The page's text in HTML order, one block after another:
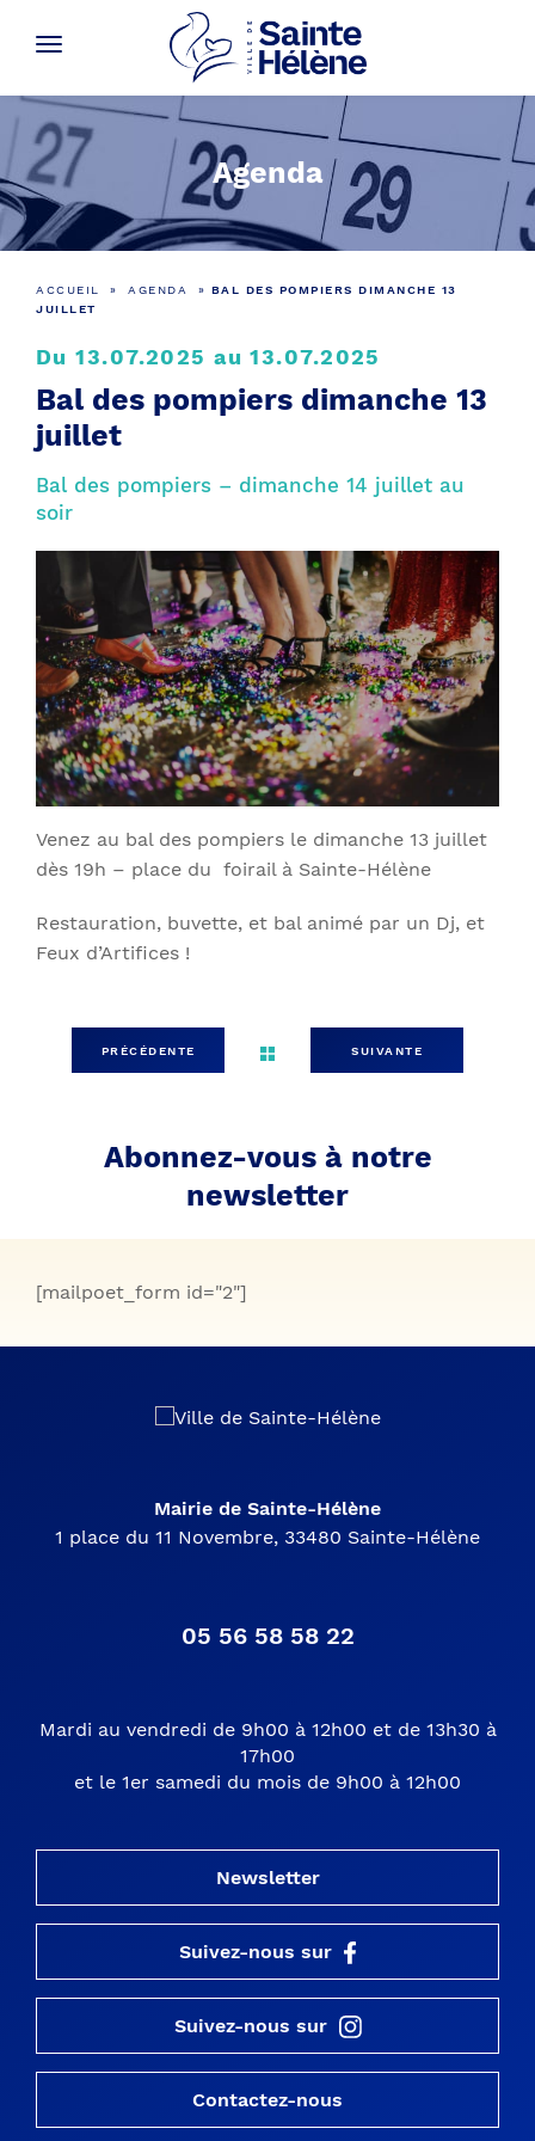
Agenda
ACCUEIL » AGENDA » BAL DES POMPIERS DIMANCHE 13
JUILLET
Du 13.07.2025 au 13.07.2025
Bal des pompiers dimanche 13
juillet
Bal des pompiers – dimanche 14 juillet au
soir
Venez au bal des pompiers le dimanche 13 juillet
dès 19h – place du foirail à Sainte-Hélène
Restauration, buvette, et bal animé par un Dj, et
Feux d’Artifices !
PRÉCÉDENTE SUIVANTE
Abonnez-vous à notre
newsletter
[mailpoet_form id="2"]
Mairie de Sainte-Hélène
1 place du 11 Novembre, 33480 Sainte-Hélène
05 56 58 58 22
Mardi au vendredi de 9h00 à 12h00 et de 13h30 à
17h00
et le 1er samedi du mois de 9h00 à 12h00
Newsletter
Suivez-nous sur
Suivez-nous sur
Contactez-nous